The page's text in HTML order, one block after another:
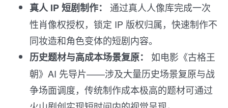
真人 IP 短剧制作：
通过真人人像库完成一次
性肖像权授权，锁定 IP 版权归属，快速制作不
同妆造和角色变体的短剧内容。
历史题材与高成本场景复原：
如电影《古格王
朝》AI 先导片——涉及大量历史场景复原与战
争场面调度，传统制作成本极高的题材可通过